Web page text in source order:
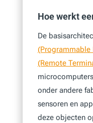
Hoe werkt
De
(Remote
onder andere
sensoren en
deze objecten